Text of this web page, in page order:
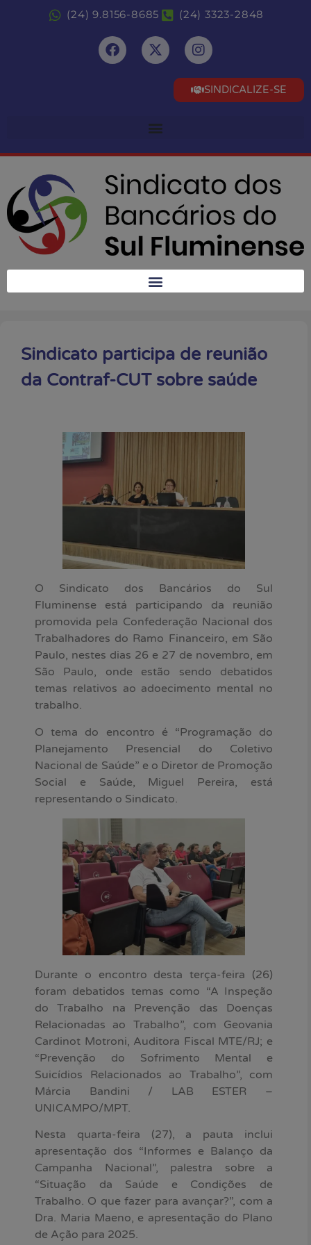
(24) 9.8156-8685 (24) 3323-2848
SINDICALIZE-SE
Sindicato participa de reunião
da Contraf-CUT sobre saúde
O Sindicato dos Bancários do Sul
Fluminense está participando da reunião
promovida pela Confederação Nacional dos
Trabalhadores do Ramo Financeiro, em São
Paulo, nestes dias 26 e 27 de novembro, em
São Paulo, onde estão sendo debatidos
temas relativos ao adoecimento mental no
trabalho.
O tema do encontro é “Programação do
Planejamento Presencial do Coletivo
Nacional de Saúde” e o Diretor de Promoção
Social e Saúde, Miguel Pereira, está
representando o Sindicato.
Durante o encontro desta terça-feira (26)
foram debatidos temas como “A Inspeção
do Trabalho na Prevenção das Doenças
Relacionadas ao Trabalho”, com Geovania
Cardinot Motroni, Auditora Fiscal MTE/RJ; e
“Prevenção do Sofrimento Mental e
Suicídios Relacionados ao Trabalho”, com
Márcia Bandini / LAB ESTER –
UNICAMPO/MPT.
Nesta quarta-feira (27), a pauta inclui
apresentação dos “Informes e Balanço da
Campanha Nacional”, palestra sobre a
“Situação da Saúde e Condições de
Trabalho. O que fazer para avançar?”, com a
Dra. Maria Maeno, e apresentação do Plano
de Ação para 2025.